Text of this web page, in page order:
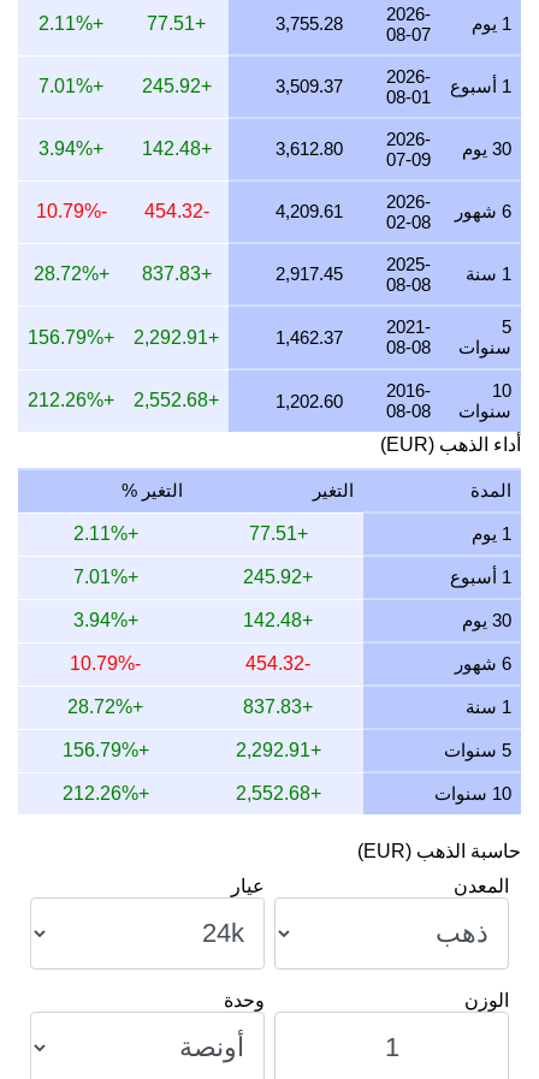
27 يوليو 2026 3,589.06
86.54
67.50
26 يوليو 2026 3,559.51
114.44
25 يوليو 2026 3,558.72
85.81
66.93
24 يوليو 2026 3,575.38
86.21
67.24
23 يوليو 2026 3,560.33
114.46
21 يوليو 2026 3,563.69
114.57
85.93
67.02
20 يوليو 2026
19 يوليو 2026
18 يوليو 2026 3,511.47
112.89
84.67
66.04
17 يوليو 2026
16 يوليو 2026 3,483.64
84.00
15 يوليو 2026 3,543.01
113.91
85.43
66.64
14 يوليو 2026 3,558.53
114.41
85.81
66.93
13 يوليو 2026 3,512.94
112.94
84.71
66.07
12 يوليو 2026 3,601.95
115.80
86.85
67.74
11 يوليو 2026 3,604.95
115.90
86.92
67.80
10 يوليو 2026 3,589.47
115.40
86.55
67.51
1 يوم
2026-
08-07
3,755.28
+77.51
+2.11%
1 أسبوع
2026-
08-01
3,509.37
+245.92
+7.01%
30 يوم
2026-
07-09
3,612.80
+142.48
+3.94%
6 شهور
2026-
02-08
4,209.61
-454.32
-10.79%
1 سنة
2025-
08-08
2,917.45
+837.83
+28.72%
5
سنوات
2021-
08-08
1,462.37
+2,292.91
+156.79%
10
سنوات
2016-
08-08
1,202.60
+2,552.68
+212.26%
أداء الذهب (EUR)
المدة التغير التغير %
1 يوم +77.51
+2.11%
1 أسبوع +245.92
+7.01%
30 يوم +142.48
+3.94%
6 شهور -454.32
-10.79%
1 سنة +837.83
+28.72%
5 سنوات +2,292.91
+156.79%
10 سنوات +2,552.68
+212.26%
حاسبة الذهب (EUR)
المعدن
عيار
الوزن وحدة